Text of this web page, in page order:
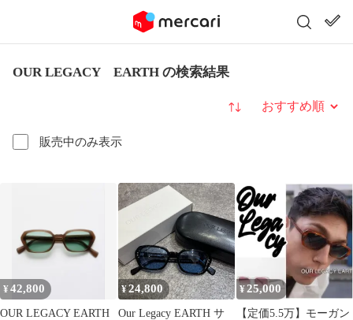
OUR LEGACY EARTH の検索結果
販売中のみ表示
並び替え
¥42,800
OUR LEGACY EARTH
¥24,800
Our Legacy EARTH サ
¥25,000
【定価5.5万】モーガン